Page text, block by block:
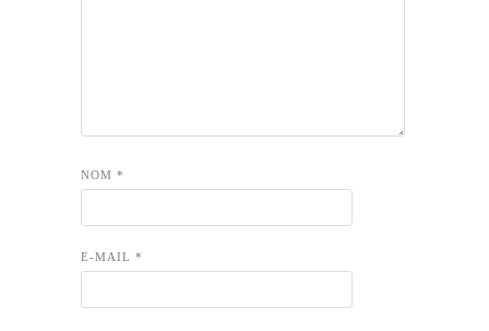
NOM *
E-MAIL *